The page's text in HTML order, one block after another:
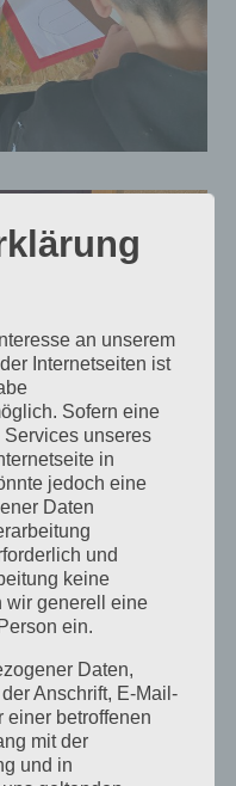
an unserem
Internetseiten ist
Sofern eine
unseres
in
jedoch eine
Daten
und
keine
wir generell eine
ein.
Daten,
Anschrift, E-Mail-
einer betroffenen
mit der
und in